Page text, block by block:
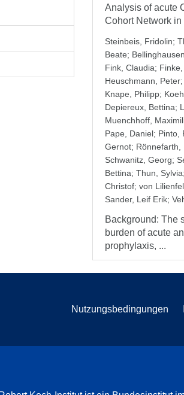
Analysis of acute
Cohort Network
Steinbeis, Fridolin;
Beate;
Fink, Claudia;
Heuschmann, Peter;
Knape, Philipp;
Depiereux, Bettina;
Muenchhoff,
Pape, Daniel; Pinto,
Gernot; Rönnefarth,
Schwanitz, Georg;
Bettina; Thun, Sylvia;
Christof; von
Sander, Leif Erik;
Background: The
burden of acute
prophylaxis, ...
Nutzungsbedingungen